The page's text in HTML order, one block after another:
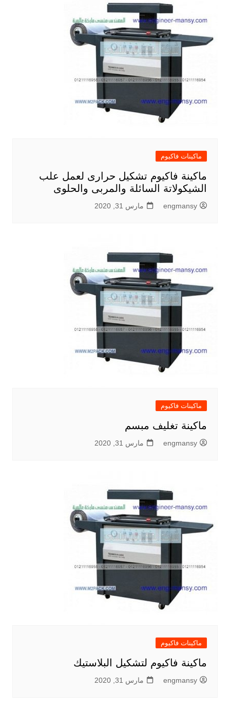
ماكينات فاكيوم
ماكينة فاكيوم تشكيل حرارى لعمل علب
الشيكولاتة السائلة والمربى والحلوى
engmansy مارس 31, 2020
ماكينات فاكيوم
ماكينة تغليف مبسم
engmansy مارس 31, 2020
ماكينات فاكيوم
ماكينة فاكيوم لتشكيل البلاستيك
engmansy مارس 31, 2020